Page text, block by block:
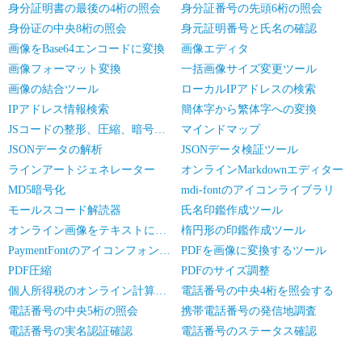
身分証明書の最後の4桁の照会
身分証番号の先頭6桁の照会
身份证の中央8桁の照会
身元証明番号と氏名の確認
画像をBase64エンコードに変換
画像エディタ
画像フォーマット変換
一括画像サイズ変更ツール
画像の結合ツール
ローカルIPアドレスの検索
IPアドレス情報検索
簡体字から繁体字への変換
JSコードの整形、圧縮、暗号化/難読化
マインドマップ
JSONデータの解析
JSONデータ検証ツール
ラインアートジェネレーター
オンラインMarkdownエディター
MD5暗号化
mdi-fontのアイコンライブラリ
モールスコード解読器
氏名印鑑作成ツール
オンライン画像をテキストに変換
楕円形の印鑑作成ツール
PaymentFontのアイコンフォントライブラリ
PDFを画像に変換するツール
PDF圧縮
PDFのサイズ調整
個人所得税のオンライン計算です
電話番号の中央4桁を照会する
電話番号の中央5桁の照会
携帯電話番号の発信地調査
電話番号の実名認証確認
電話番号のステータス確認